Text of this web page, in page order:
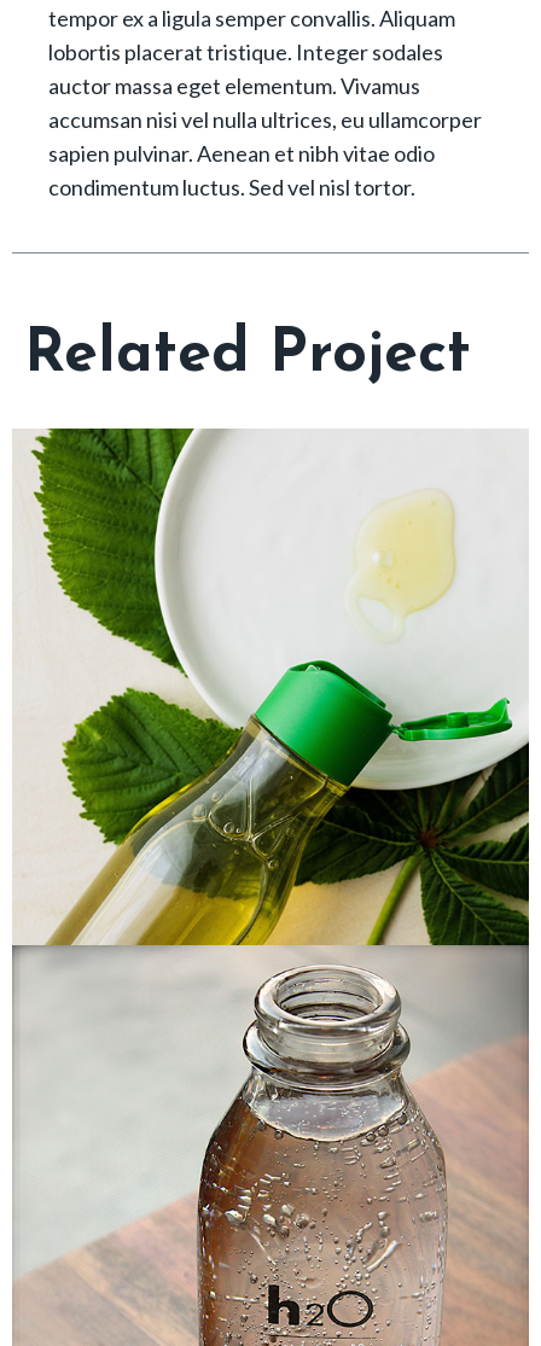
tempor ex a ligula semper convallis. Aliquam
lobortis placerat tristique. Integer sodales
auctor massa eget elementum. Vivamus
accumsan nisi vel nulla ultrices, eu ullamcorper
sapien pulvinar. Aenean et nibh vitae odio
condimentum luctus. Sed vel nisl tortor.
Related Project